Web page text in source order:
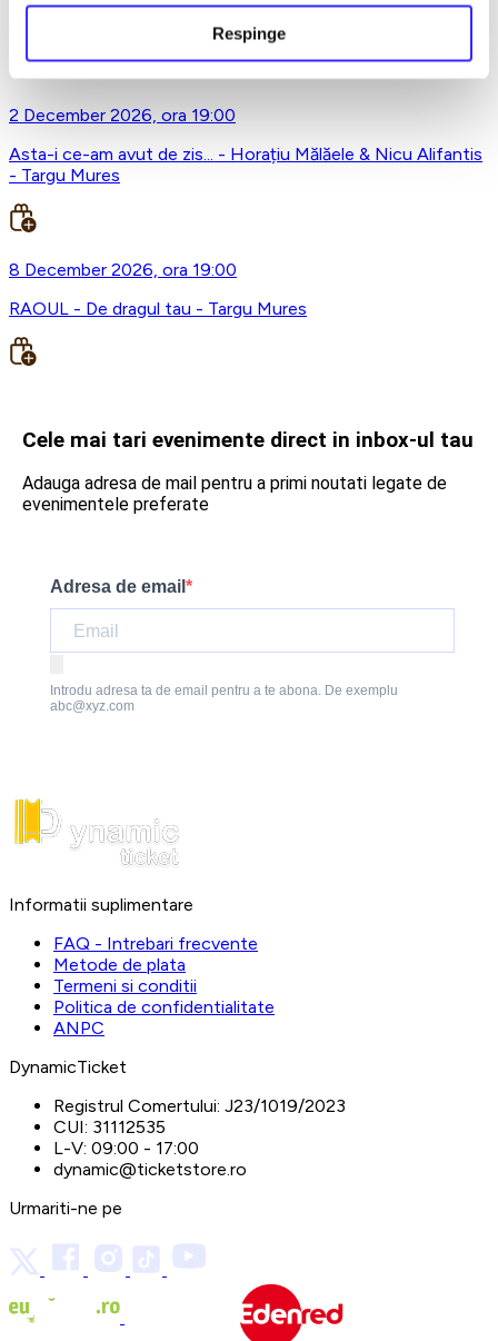
Respinge
2 December 2026, ora 19:00
Asta-i ce-am avut de zis... - Horațiu Mălăele & Nicu Alifantis
- Targu Mures
8 December 2026, ora 19:00
RAOUL - De dragul tau - Targu Mures
Cele mai tari evenimente direct in inbox-ul tau
Adauga adresa de mail pentru a primi noutati legate de
evenimentele preferate
Adresa de email
Introdu adresa ta de email pentru a te abona. De exemplu
abc@xyz.com
Informatii suplimentare
FAQ - Intrebari frecvente
Metode de plata
Termeni si conditii
Politica de confidentialitate
ANPC
DynamicTicket
Registrul Comertului: J23/1019/2023
CUI: 31112535
L-V: 09:00 - 17:00
dynamic@ticketstore.ro
Urmariti-ne pe